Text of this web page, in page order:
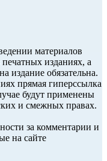
материалов
печатных изданиях, а
издание обязательна.
прямая гиперссылка
будут применены
и смежных правах.
за комментарии и
на сайте